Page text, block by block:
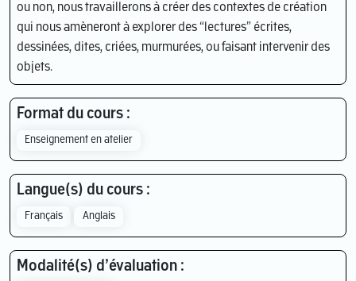
ou non, nous travaillerons à créer des contextes de création
qui nous amèneront à explorer des “lectures” écrites,
dessinées, dites, criées, murmurées, ou faisant intervenir des
objets.
Format du cours :
Enseignement en atelier
Langue(s) du cours :
Français Anglais
Modalité(s) d’évaluation :